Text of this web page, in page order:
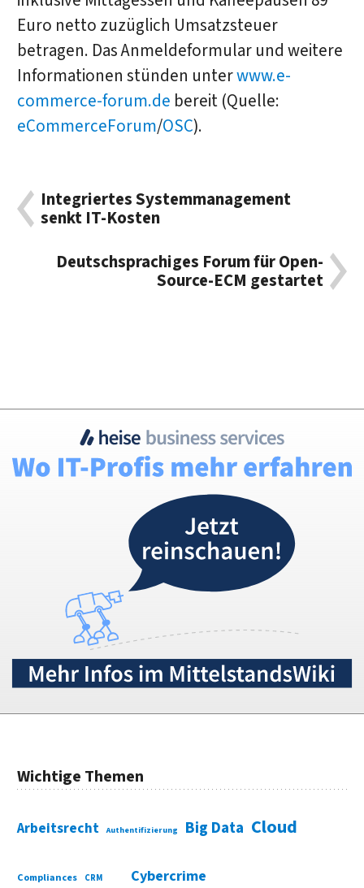
Euro netto zuzüglich Umsatzsteuer
betragen. Das Anmeldeformular und weitere
Informationen stünden unterwww.e-
commerce-forum.de bereit (Quelle:
eCommerceForum/OSC).
Integriertes Systemmanagement
senkt IT-Kosten
Deutschsprachiges Forum für Open-
Source-ECM gestartet
Wichtige Themen
Arbeitsrecht Authentifizierung Big Data Cloud
Compliances CRM Cybercrime